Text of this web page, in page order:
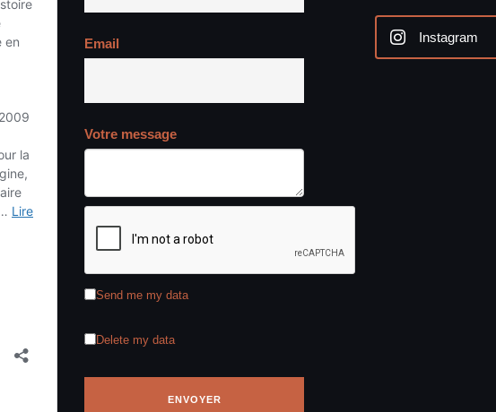
Email
Votre message
Send me my data
Delete my data
Instagram